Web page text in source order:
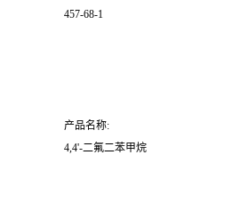
457-68-1
产品名称:
4,4'-二氟二苯甲烷